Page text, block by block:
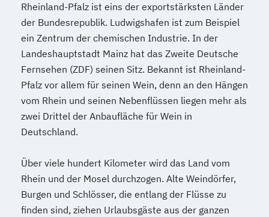
Rheinland-Pfalz ist eins der exportstärksten Länder
der Bundesrepublik. Ludwigshafen ist zum Beispiel
ein Zentrum der chemischen Industrie. In der
Landeshauptstadt Mainz hat das Zweite Deutsche
Fernsehen (ZDF) seinen Sitz. Bekannt ist Rheinland-
Pfalz vor allem für seinen Wein, denn an den Hängen
vom Rhein und seinen Nebenflüssen liegen mehr als
zwei Drittel der Anbaufläche für Wein in
Deutschland.
Über viele hundert Kilometer wird das Land vom
Rhein und der Mosel durchzogen. Alte Weindörfer,
Burgen und Schlösser, die entlang der Flüsse zu
finden sind, ziehen Urlaubsgäste aus der ganzen